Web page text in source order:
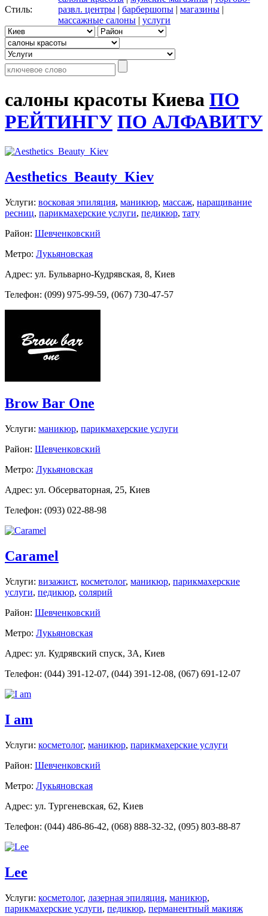
Стиль:
развл. центры | барбершопы | магазины |
массажные салоны | услуги
салоны красоты Киева ПО
РЕЙТИНГУ ПО АЛФАВИТУ
Aesthetics_Beauty_Kiev
Услуги: восковая эпиляция, маникюр, массаж, наращивание
ресниц, парикмахерские услуги, педикюр, тату
Район: Шевченковский
Метро: Лукьяновская
Адрес: ул. Бульварно-Кудрявская, 8, Киев
Телефон: (099) 975-99-59, (067) 730-47-57
Brow Bar One
Услуги: маникюр, парикмахерские услуги
Район: Шевченковский
Метро: Лукьяновская
Адрес: ул. Обсерваторная, 25, Киев
Телефон: (093) 022-88-98
Caramel
Услуги: визажист, косметолог, маникюр, парикмахерские
услуги, педикюр, солярий
Район: Шевченковский
Метро: Лукьяновская
Адрес: ул. Кудрявский спуск, 3A, Киев
Телефон: (044) 391-12-07, (044) 391-12-08, (067) 691-12-07
I am
Услуги: косметолог, маникюр, парикмахерские услуги
Район: Шевченковский
Метро: Лукьяновская
Адрес: ул. Тургеневская, 62, Киев
Телефон: (044) 486-86-42, (068) 888-32-32, (095) 803-88-87
Lee
Услуги: косметолог, лазерная эпиляция, маникюр,
парикмахерские услуги, педикюр, перманентный макияж